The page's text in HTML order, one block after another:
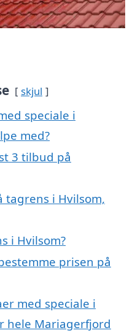
skjul
speciale i
med?
3 tilbud på
tagrens i Hvilsom,
i Hvilsom?
prisen på
med speciale i
hele Mariagerfjord